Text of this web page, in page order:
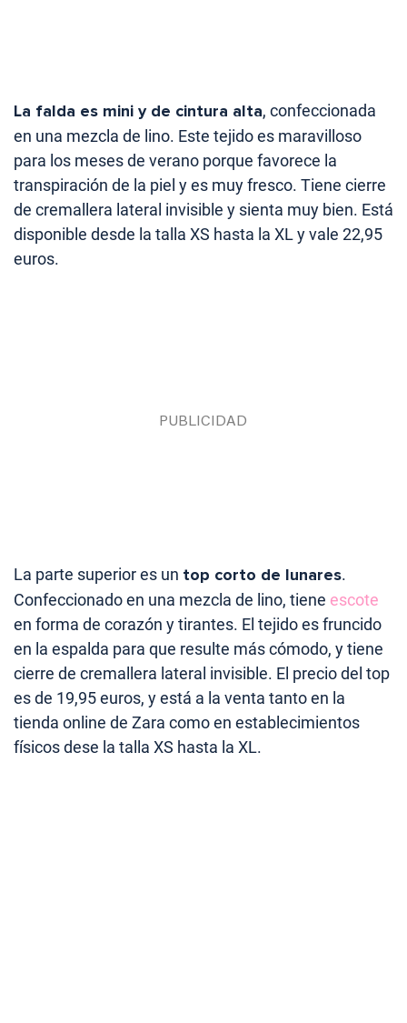
La falda es mini y de cintura alta, confeccionada
en una mezcla de lino. Este tejido es maravilloso
para los meses de verano porque favorece la
transpiración de la piel y es muy fresco. Tiene cierre
de cremallera lateral invisible y sienta muy bien. Está
disponible desde la talla XS hasta la XL y vale 22,95
euros.
La parte superior es un top corto de lunares.
Confeccionado en una mezcla de lino, tiene escote
en forma de corazón y tirantes. El tejido es fruncido
en la espalda para que resulte más cómodo, y tiene
cierre de cremallera lateral invisible. El precio del top
es de 19,95 euros, y está a la venta tanto en la
tienda online de Zara como en establecimientos
físicos dese la talla XS hasta la XL.